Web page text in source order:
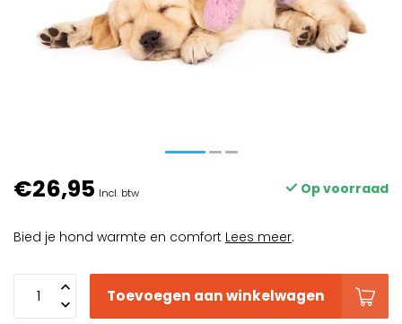
€26,95 Incl. btw Op voorraad
Bied je hond warmte en comfort Lees meer.
Toevoegen aan winkelwagen